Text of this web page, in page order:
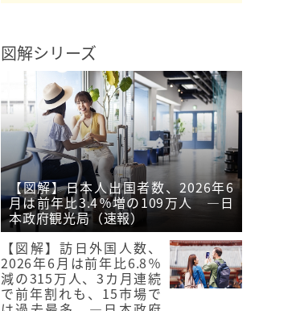
図解シリーズ
【図解】日本人出国者数、2026年6
月は前年比3.4％増の109万人 ―日
本政府観光局（速報）
【図解】訪日外国人数、
2026年6月は前年比6.8％
減の315万人、3カ月連続
で前年割れも、15市場で